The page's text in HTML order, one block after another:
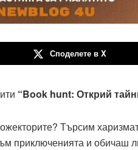
Споделете в X
“Book hunt: Открий
Търсим
приключенията и обичаш